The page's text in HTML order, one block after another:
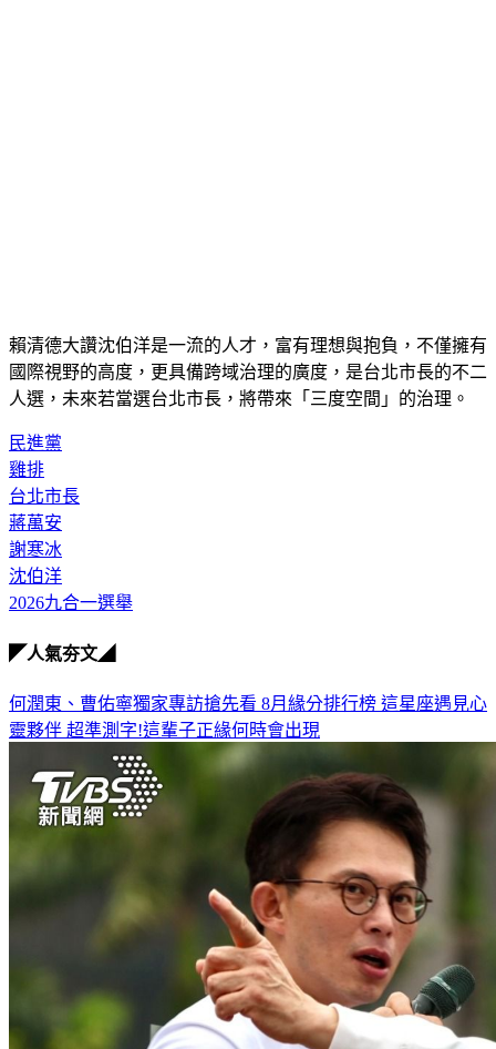
賴清德大讚沈伯洋是一流的人才，富有理想與抱負，不僅擁有
國際視野的高度，更具備跨域治理的廣度，是台北市長的不二
人選，未來若當選台北市長，將帶來「三度空間」的治理。
民進黨
雞排
台北市長
蔣萬安
謝寒冰
沈伯洋
2026九合一選舉
◤人氣夯文◢
何潤東、曹佑寧獨家專訪搶先看 8月緣分排行榜 這星座遇見心
靈夥伴 超準測字!這輩子正緣何時會出現